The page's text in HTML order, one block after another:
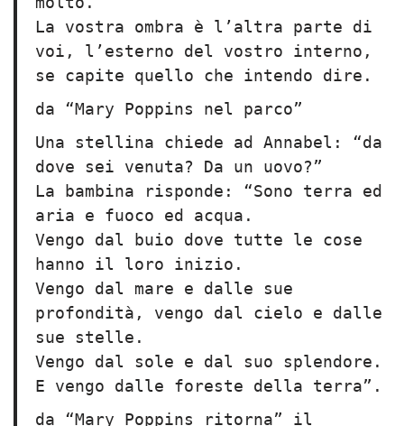
La vostra ombra è l’altra parte di
voi, l’esterno del vostro interno,
se capite quello che intendo dire.
da “Mary Poppins nel parco”
Una stellina chiede ad Annabel: “da
dove sei venuta? Da un uovo?”
La bambina risponde: “Sono terra ed
aria e fuoco ed acqua.
Vengo dal buio dove tutte le cose
hanno il loro inizio.
Vengo dal mare e dalle sue
profondità, vengo dal cielo e dalle
sue stelle.
Vengo dal sole e dal suo splendore.
E vengo dalle foreste della terra”.
da “Mary Poppins ritorna” il